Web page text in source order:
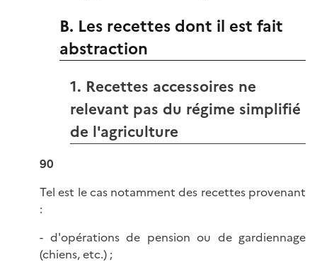
B. Les recettes dont il est fait
abstraction
1. Recettes accessoires ne
relevant pas du régime simplifié
de l'agriculture
90
Tel est le cas notamment des recettes provenant
:
- d'opérations de pension ou de gardiennage
(chiens, etc.) ;